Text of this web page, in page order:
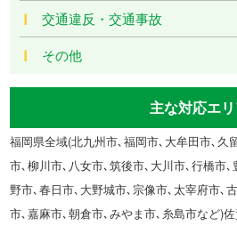
交通違反・交通事故
その他
主な対応エ
福岡県全域(北九州市､福岡市､大牟田市､久
市､柳川市､八女市､筑後市､大川市､行橋市
野市､春日市､大野城市､宗像市､太宰府市､
市､嘉麻市､朝倉市､みやま市､糸島市など)